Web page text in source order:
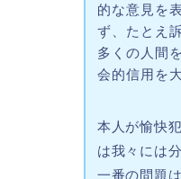
的な意見を
ず、たとえ
多くの人間
会的信用を
本人が愉快
は我々には
一番の問題